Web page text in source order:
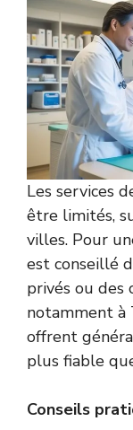
Les services
être limités,
villes. Pour
est conseillé
privés ou des
notamment à
offrent
plus fiable
Conseils